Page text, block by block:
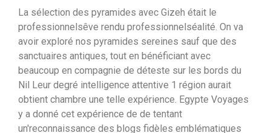
La sélection des pyramides avec Gizeh était le
professionnelsêve rendu professionnelséalité. On va
avoir exploré nos pyramides sereines sauf que des
sanctuaires antiques, tout en bénéficiant avec
beaucoup en compagnie de déteste sur les bords du
Nil Leur degré intelligence attentive 1 région aurait
obtient chambre une telle expérience. Egypte Voyages
y a donné cet expérience de de tentant
un'reconnaissance des blogs fidèles emblématiques